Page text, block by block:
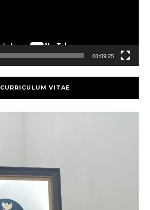
01:09:25
CURRICULUM VITAE